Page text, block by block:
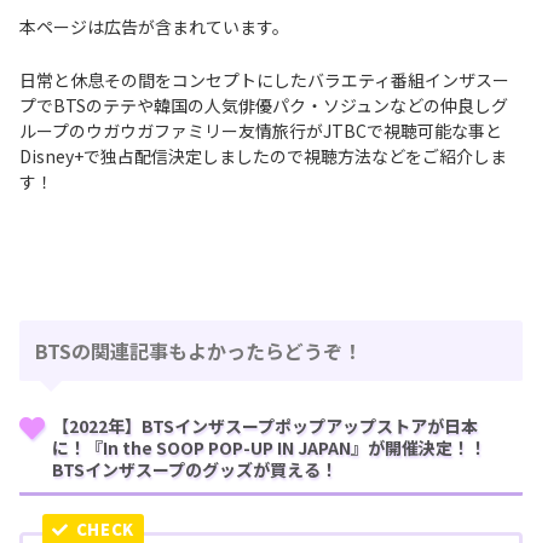
本ページは広告が含まれています。
日常と休息その間をコンセプトにしたバラエティ番組インザスー
プでBTSのテテや韓国の人気俳優パク・ソジュンなどの仲良しグ
ループのウガウガファミリー友情旅行がJTBCで視聴可能な事と
Disney+で独占配信決定しましたので視聴方法などをご紹介しま
す！
BTSの関連記事もよかったらどうぞ！
【2022年】BTSインザスープポップアップストアが日本
に！『In the SOOP POP-UP IN JAPAN』が開催決定！！
BTSインザスープのグッズが買える！